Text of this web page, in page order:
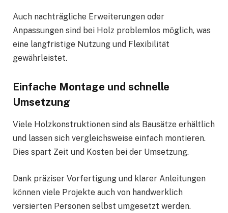
Auch nachträgliche Erweiterungen oder
Anpassungen sind bei Holz problemlos möglich, was
eine langfristige Nutzung und Flexibilität
gewährleistet.
Einfache Montage und schnelle
Umsetzung
Viele Holzkonstruktionen sind als Bausätze erhältlich
und lassen sich vergleichsweise einfach montieren.
Dies spart Zeit und Kosten bei der Umsetzung.
Dank präziser Vorfertigung und klarer Anleitungen
können viele Projekte auch von handwerklich
versierten Personen selbst umgesetzt werden.